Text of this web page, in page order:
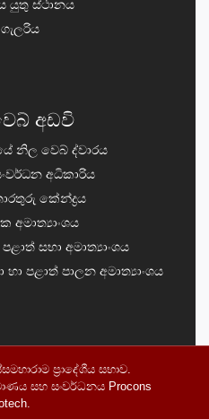
යුතු ස්ථානය
ගැලරිය
අඩවි
නිල වෙබ් ද්වාරය
අධිකාරිය
කේන්ද්‍රය
අමාත්‍යාංශය
සභා අමාත්‍යාංශය
හා පළාත් පාලන අමාත්‍යාංශය
ප්‍රාදේශීය සභාව
සහ සංවර්ධනය Procons